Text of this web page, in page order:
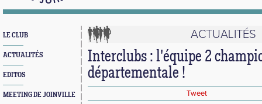
LE CLUB
ACTUALITÉS
EDITOS
MEETING DE JOINVILLE
ACTUALITÉS
Interclubs : l'équipe 2
départementale !
Tweet